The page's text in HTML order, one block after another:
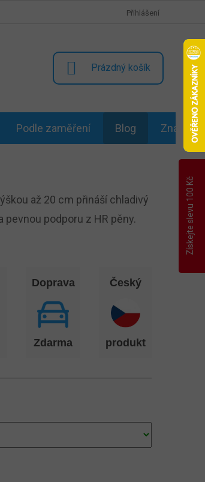
Přihlášení
NÁKUPNÍ
KOŠÍK
Prázdný košík
Podle zaměření Blog Značky
až 20 cm přináší chladivý
podporu z HR pěny.
Doprava
Zdarma
Český
produkt
Získejte slevu 100 Kč